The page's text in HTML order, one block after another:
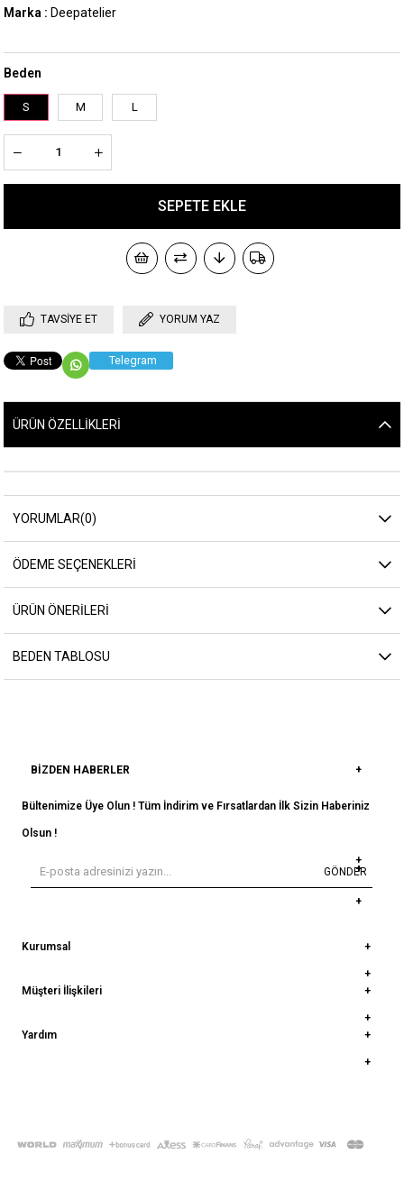
Marka : Deepatelier
Beden
S M L
TAVSIYE ET YORUM YAZ
Telegram
ÜRÜN ÖZELLIKLERI
YORUMLAR(0)
ÖDEME SEÇENEKLERI
ÜRÜN ÖNERILERI
BEDEN TABLOSU
BIZDEN HABERLER
Bültenimize Üye Olun ! Tüm İndirim ve Fırsatlardan İlk Sizin Haberiniz
Olsun !
GÖNDER
Kurumsal
Müşteri İlişkileri
Yardım